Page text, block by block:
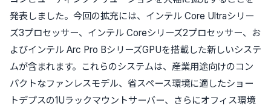
発表しました。今回の拡充には、インテル Core Ultraシリー
ズ3プロセッサー、インテル Coreシリーズ2プロセッサー、お
よびインテル Arc Pro BシリーズGPUを搭載した新しいシステ
ムが含まれます。これらのシステムは、産業用途向けのコン
パクトなファンレスモデル、省スペース環境に適したショー
トデプスの1Uラックマウントサーバー、さらにオフィス環境